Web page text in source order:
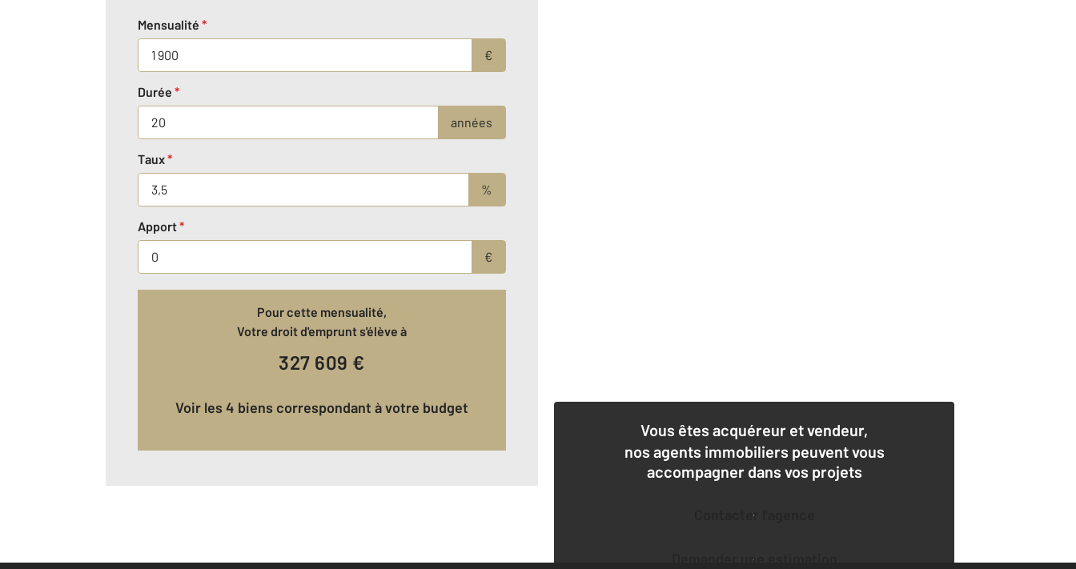
Mensualité *
€
Durée *
années
Taux*
%
Apport*
€
Pour cette mensualité,
Votre droit d'emprunt s'élève à
327 609 €
Voir les 4 biens correspondant à votre budget
Vous êtes acquéreur et vendeur,
nos agents immobiliers peuvent vous
accompagner dans vos projets
Contacter l'agence
Demander une estimation